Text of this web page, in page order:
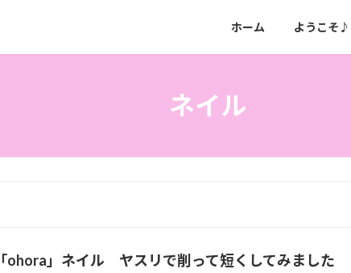
ホーム ようこそ♪
ネイル
「ohora」ネイル ヤスリで削って短くしてみました